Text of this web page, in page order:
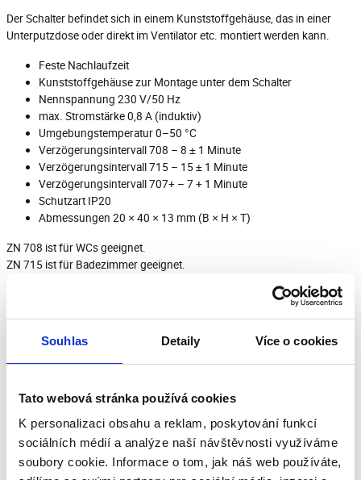
Souhlas Detaily Více o cookies
Tato webová stránka používá cookies
K personalizaci obsahu a reklam, poskytování funkcí
sociálních médií a analýze naší návštěvnosti využíváme
soubory cookie. Informace o tom, jak náš web používáte,
Der Schalter befindet sich in einem Kunststoffgehäuse, das in einer
Unterputzdose oder direkt im Ventilator etc. montiert werden kann.
Feste Nachlaufzeit
Kunststoffgehäuse zur Montage unter dem Schalter
Nennspannung 230 V/50 Hz
max. Stromstärke 0,8 A (induktiv)
Umgebungstemperatur 0–50 °C
Verzögerungsintervall 708 – 8 ± 1 Minute
Verzögerungsintervall 715 – 15 ± 1 Minute
Verzögerungsintervall 707+ – 7 + 1 Minute
Schutzart IP20
Abmessungen 20 × 40 × 13 mm (B × H × T)
ZN 708 ist für WCs geeignet.
ZN 715 ist für Badezimmer geeignet.
ZN 707+ mit 1 Minute Verzögerung
Herunterladen
Bewertungen unserer Kunden